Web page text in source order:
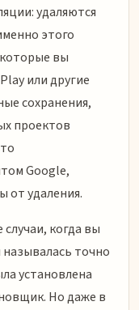
удаляются
этого
вы
или другие
сохранения,
проектов
Google,
удаления.
когда вы
точно
установлена
Но даже в